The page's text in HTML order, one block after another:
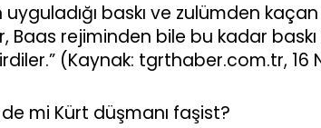
uyguladığı baskı ve zulümden
Baas rejiminden bile bu kadar
(Kaynak: tgrthaber.com.tr, 16
mi Kürt düşmanı faşist?